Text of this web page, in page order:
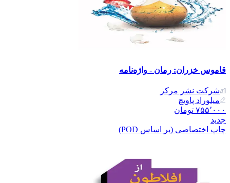
قاموس خزران: رمان - واژه‌نامه
شرکت نشر مرکز
میلوراد پاویچ
۷۵۵٬۰۰۰ تومان
جدید
چاپ اختصاصی (بر اساس POD)